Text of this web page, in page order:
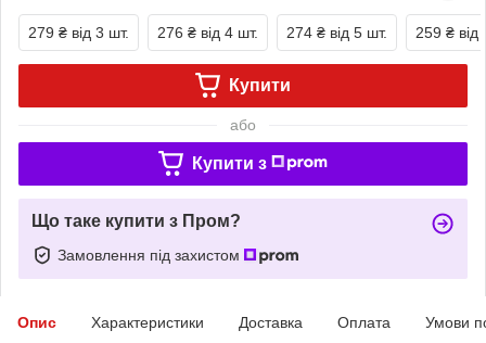
279 ₴ від 3 шт. 276 ₴ від 4 шт. 274 ₴ від 5 шт. 259 ₴ від
Купити
або
Купити з
Що таке купити з Пром?
Замовлення під захистом
Опис Характеристики Доставка Оплата Умови